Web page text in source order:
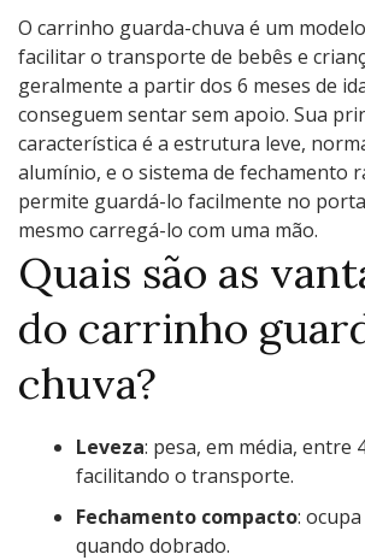
O carrinho guarda-chuva é um
facilitar o transporte de bebês e
geralmente a partir dos 6 meses de
conseguem sentar sem apoio. Sua
característica é a estrutura leve,
alumínio, e o sistema de fechamento
permite guardá-lo facilmente no
mesmo carregá-lo com uma mão.
Quais são as
do carrinho
chuva?
Leveza: pesa, em média, entre
facilitando o transporte.
Fechamento compacto:
quando dobrado.